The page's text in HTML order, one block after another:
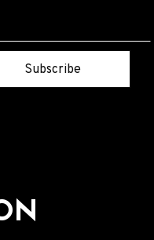
Subscribe